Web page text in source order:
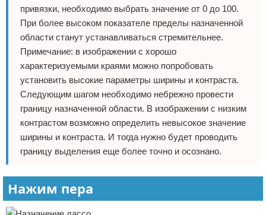
привязки, необходимо выбрать значение от 0 до 100.
При более высоком показателе пределы назначенной
области станут устанавливаться стремительнее.
Примечание: в изображении с хорошо
характеризуемыми краями можно попробовать
установить высокие параметры ширины и контраста.
Следующим шагом необходимо небрежно провести
границу назначенной области. В изображении с низким
контрастом возможно определить невысокое значение
ширины и контраста. И тогда нужно будет проводить
границу выделения еще более точно и осознано.
Нажим пера